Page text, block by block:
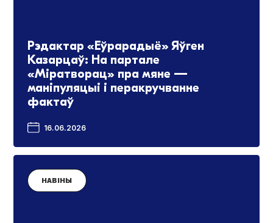
Рэдактар «Еўрарадыё» Яўген
Казарцаў: На партале
«Міратворац» пра мяне —
маніпуляцыі і перакручванне
фактаў
16.06.2026
НАВІНЫ